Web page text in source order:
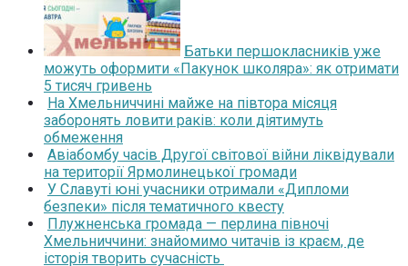
Батьки першокласників уже
можуть оформити «Пакунок школяра»: як отримати
5 тисяч гривень
На Хмельниччині майже на півтора місяця
заборонять ловити раків: коли діятимуть
обмеження
Авіабомбу часів Другої світової війни ліквідували
на території Ярмолинецької громади
У Славуті юні учасники отримали «Дипломи
безпеки» після тематичного квесту
Плужненська громада — перлина півночі
Хмельниччини: знайомимо читачів із краєм, де
історія творить сучасність